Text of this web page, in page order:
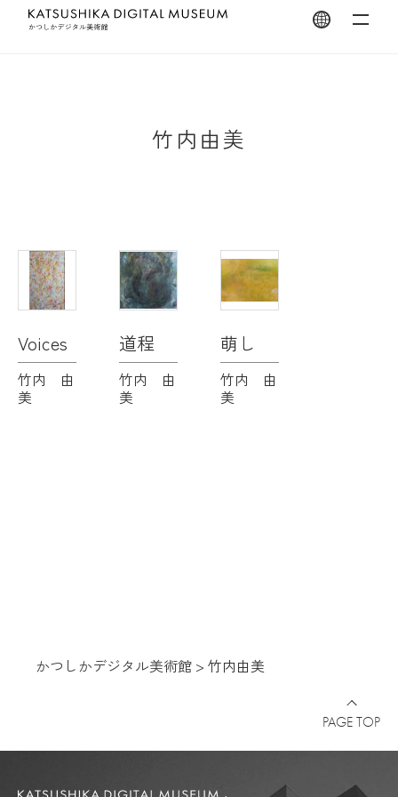
竹内由美
Voices
竹内 由
美
道程
竹内 由
美
萌し
竹内 由
美
かつしかデジタル美術館 > 竹内由美
PAGE TOP